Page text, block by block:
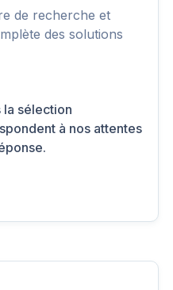
de recherche et
des solutions
la sélection
à nos attentes